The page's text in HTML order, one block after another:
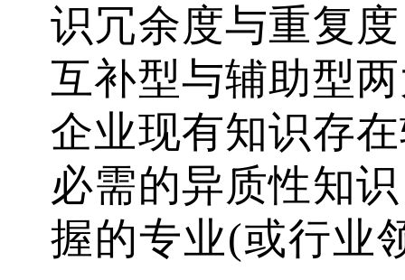
识冗余度与重复
互补型与辅助型
企业现有知识存
必需的异质性知
握的专业(或行业